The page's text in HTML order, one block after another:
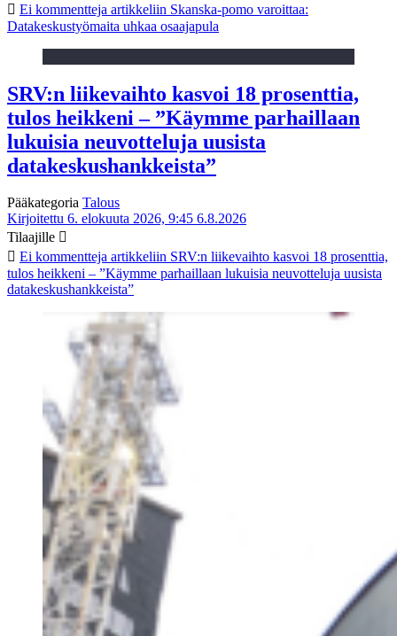
Ei kommentteja artikkeliin Skanska-pomo varoittaa:
Datakeskustyömaita uhkaa osaajapula
SRV:n liikevaihto kasvoi 18 prosenttia,
tulos heikkeni – ”Käymme parhaillaan
lukuisia neuvotteluja uusista
datakeskushankkeista”
Pääkategoria Talous
Kirjoitettu 6. elokuuta 2026, 9:45 6.8.2026
Tilaajille
Ei kommentteja artikkeliin SRV:n liikevaihto kasvoi 18 prosenttia,
tulos heikkeni – ”Käymme parhaillaan lukuisia neuvotteluja uusista
datakeskushankkeista”